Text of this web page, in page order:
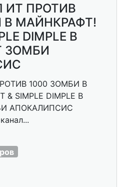
ИТ ПРОТИВ
В МАЙНКРАФТ!
DIMPLE В
ЗОМБИ
1000 ЗОМБИ В
SIMPLE DIMPLE В
АПОКАЛИПСИС